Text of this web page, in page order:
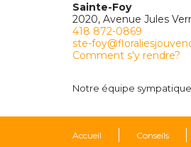
Sainte-Foy
2020, Avenue Jules
418 872-0869
ste-
Comment s'y rendre?
Notre équipe
Accueil Conseils